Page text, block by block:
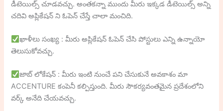
డీటెయిల్స్ చూడవచ్చు. అంతకన్నా ముందు మీరు ఇక్కడ డీటెయిల్స్ అన్ని
చదివి అప్లికేషన్ ని ఓపెన్ చేస్తే చాలా మంచిది.
ఖాళీలు సంఖ్య : మీరు అప్లికేషన్ ఓపెన్ చేసి పోస్టులు ఎన్ని ఉన్నాయో
తెలుసుకోవచ్చు.
జాబ్ లోకేషన్ : మీరు ఇంటి నుంచే పని చేసుకునే అవకాశం మా
ACCENTURE కంపెనీ కల్పిస్తుంది. మీరు సౌకర్యవంతమైన ప్రదేశంలోని
వర్క్ అనేది చేయవచ్చు.